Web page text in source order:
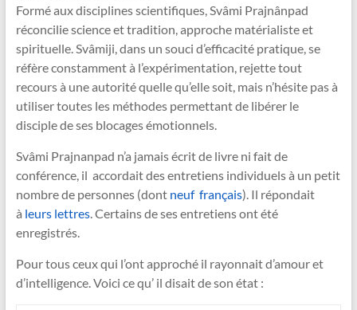
Formé aux disciplines scientifiques, Svâmi Prajnânpad
réconcilie science et tradition, approche matérialiste et
spirituelle. Svâmiji, dans un souci d’efficacité pratique, se
réfère constamment à l’expérimentation, rejette tout
recours à une autorité quelle qu’elle soit, mais n’hésite pas à
utiliser toutes les méthodes permettant de libérer le
disciple de ses blocages émotionnels.
Svâmi Prajnanpad n’a jamais écrit de livre ni fait de
conférence, il accordait des entretiens individuels à un petit
nombre de personnes (dont neuf français). Il répondait
à leurs lettres. Certains de ses entretiens ont été
enregistrés.
Pour tous ceux qui l’ont approché il rayonnait d’amour et
d’intelligence. Voici ce qu’ il disait de son état :